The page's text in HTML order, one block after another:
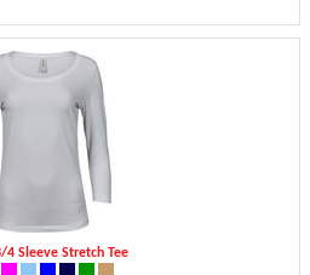
4 Sleeve Stretch Tee